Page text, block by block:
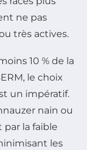
ne pas
très actives.
10 % de la
le choix
un impératif.
nain ou
la faible
les